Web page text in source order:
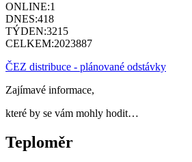
ONLINE:1
DNES:418
TÝDEN:3215
CELKEM:2023887
ČEZ distribuce - plánované odstávky
Zajímavé informace,
které by se vám mohly hodit…
Teploměr